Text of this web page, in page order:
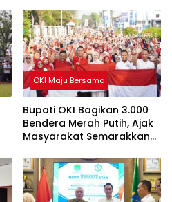
OKI Maju Bersama
Bupati OKI Bagikan 3.000
Bendera Merah Putih, Ajak
Masyarakat Semarakkan